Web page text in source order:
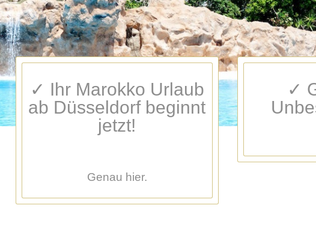
✓ Ihr Marokko Urlaub
ab Düsseldorf beginnt
jetzt!
Genau hier.
✓